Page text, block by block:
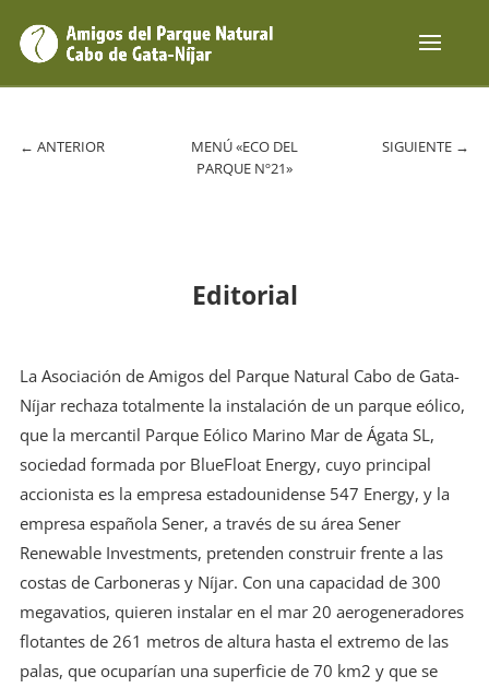
← ANTERIOR
MENÚ «ECO DEL
PARQUE Nº21»
SIGUIENTE →
Editorial
La Asociación de Amigos del Parque Natural Cabo de Gata-
Níjar rechaza totalmente la instalación de un parque eólico,
que la mercantil Parque Eólico Marino Mar de Ágata SL,
sociedad formada por BlueFloat Energy, cuyo principal
accionista es la empresa estadounidense 547 Energy, y la
empresa española Sener, a través de su área Sener
Renewable Investments, pretenden construir frente a las
costas de Carboneras y Níjar. Con una capacidad de 300
megavatios, quieren instalar en el mar 20 aerogeneradores
flotantes de 261 metros de altura hasta el extremo de las
palas, que ocuparían una superficie de 70 km2 y que se